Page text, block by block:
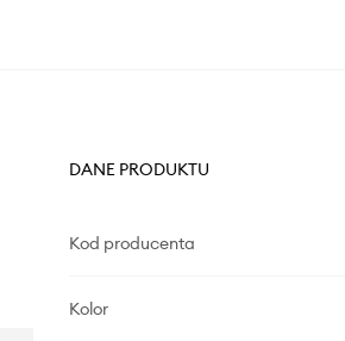
DANE PRODUKTU
Kod producenta
Kolor